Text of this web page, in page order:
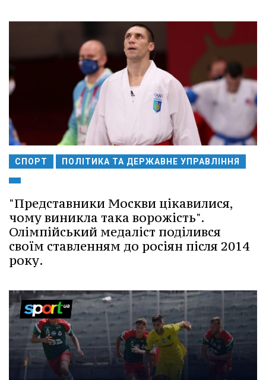
СПОРТ ПОЛІТИКА ТА ДЕРЖАВНЕ УПРАВЛІННЯ
"Представники Москви цікавилися,
чому виникла така ворожість".
Олімпійський медаліст поділився
своїм ставленням до росіян після 2014
року.